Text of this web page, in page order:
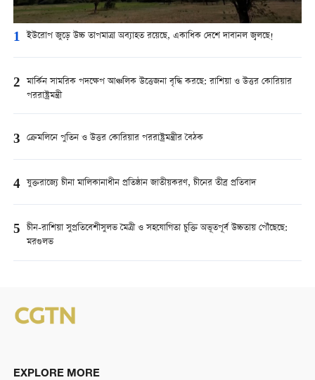
1 ইউরোপ জুড়ে উচ্চ তাপমাত্রা অব্যাহত রয়েছে, একাধিক দেশে দাবানল জ্বলছে!
2 মার্কিন সামরিক পদক্ষেপ আঞ্চলিক উত্তেজনা বৃদ্ধি করছে: রাশিয়া ও উত্তর কোরিয়ার
পররাষ্ট্রমন্ত্রী
3 ক্রেমলিনে পুতিন ও উত্তর কোরিয়ার পররাষ্ট্রমন্ত্রীর বৈঠক
4 যুক্তরাজ্যে চীনা মালিকানাধীন প্রতিষ্ঠান জাতীয়করণ, চীনের তীব্র প্রতিবাদ
5 চীন-রাশিয়া সুপ্রতিবেশীসুলভ মৈত্রী ও সহযোগিতা চুক্তি অভূতপূর্ব উচ্চতায় পৌঁছেছে:
মরগুলভ
EXPLORE MORE